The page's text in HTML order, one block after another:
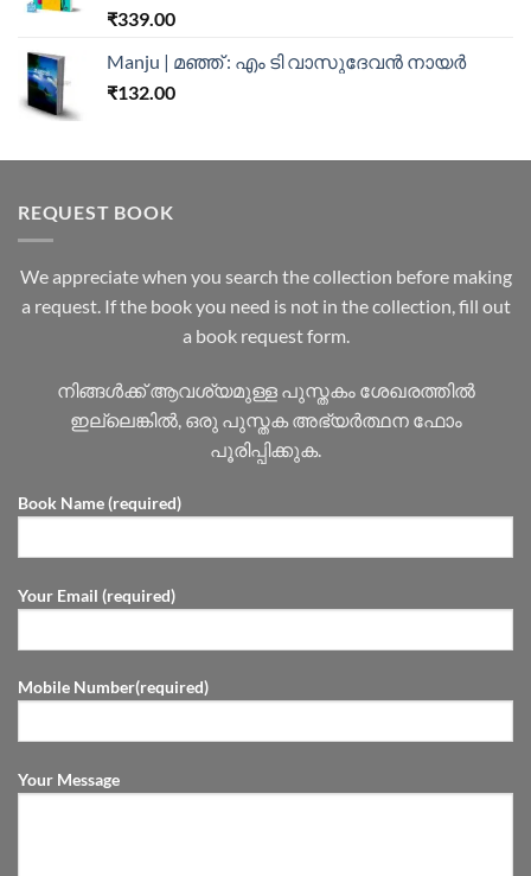
Rated5.00
₹339.00
Manju | മഞ്ഞ് : എം ടി വാസുദേവന്‍ നായര്‍
₹132.00
REQUEST BOOK
We appreciate when you search the collection before making
a request. If the book you need is not in the collection, fill out
a book request form.
നിങ്ങൾക്ക് ആവശ്യമുള്ള പുസ്തകം ശേഖരത്തിൽ
ഇല്ലെങ്കിൽ, ഒരു പുസ്തക അഭ്യർത്ഥന ഫോം
പൂരിപ്പിക്കുക.
Book Name (required)
Your Email (required)
Mobile Number(required)
Your Message